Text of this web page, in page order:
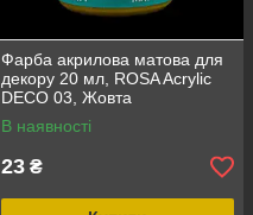
Фарба акрилова матова для
декору 20 мл, ROSA Acrylic
DECO 03, Жовта
В наявності
23 ₴